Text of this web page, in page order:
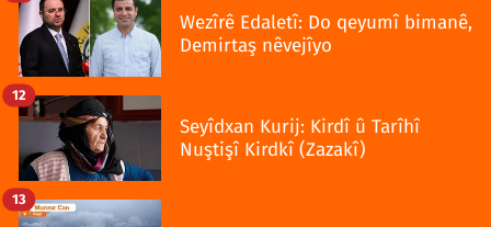
Wezîrê Edaletî: Do qeyumî bimanê,
Demirtaş nêvejîyo
Seyîdxan Kurij: Kirdî û Tarîhî
Nuştişî Kirdkî (Zazakî)
12
13